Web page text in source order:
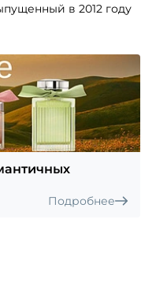
в 2012 году
Eau de Parfum.
цветочно-
цитрусовые,
Далее
дистиллят розы,
росистое звучание.
пачули.
Подробнее